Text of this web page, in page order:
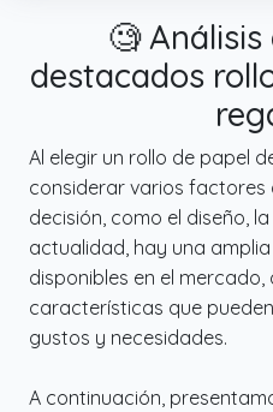
lindo con este papel
✔️ Reciclable: este
cumpleaños es 100%
No se rasga
embalaje perfecto.
🧐
destacados
Al elegir un rollo de papel
considerar varios factores
decisión, como el diseño,
actualidad, hay una
disponibles en el
características que
gustos y necesidades.
A continuación,